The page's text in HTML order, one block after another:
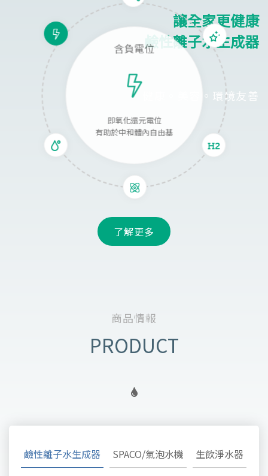
讓全家更健康
鹼性離子水生成器
健康。美容。環境友善
含負電位
即氧化還元電位
有助於中和體內自由基
了解更多
商品情報
鹼性離子水生成器 SPACO/氣泡水機 生飲淨水器